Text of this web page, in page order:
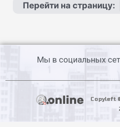
Перейти на страницу:
Мы в социальных
Copyleft